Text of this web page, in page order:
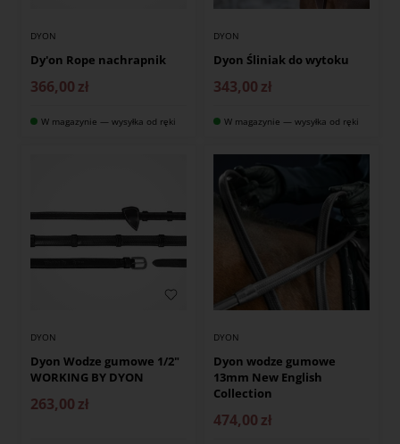
DYON
Dy'on Rope nachrapnik
366,00 zł
W magazynie — wysyłka od ręki
DYON
Dyon Śliniak do wytoku
343,00 zł
W magazynie — wysyłka od ręki
DYON
Dyon Wodze gumowe 1/2"
WORKING BY DYON
263,00 zł
DYON
Dyon wodze gumowe
13mm New English
Collection
474,00 zł